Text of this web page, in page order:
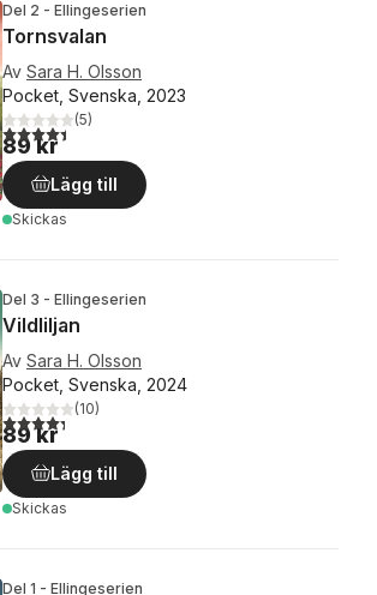
Del 2 - Ellingeserien
Tornsvalan
Av Sara H. Olsson
Pocket, Svenska, 2023
4,4utav 5 stjärnor. Totalt antal röster:
(5)
89 kr
Lägg till
Skickas
Del 3 - Ellingeserien
Vildliljan
Av Sara H. Olsson
Pocket, Svenska, 2024
4,3utav 5 stjärnor. Totalt antal röster:
(10)
89 kr
Lägg till
Skickas
Del 1 - Ellingeserien